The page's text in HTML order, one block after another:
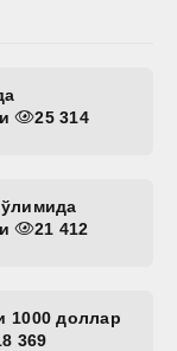
25 314
21 412
1000 доллар
369